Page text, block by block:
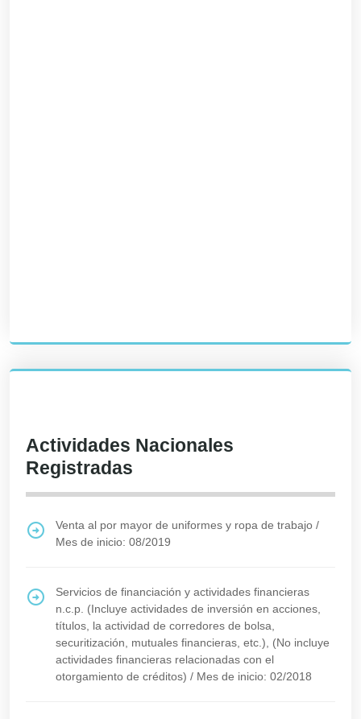
Actividades Nacionales
Registradas
Venta al por mayor de uniformes y ropa de trabajo /
Mes de inicio: 08/2019
Servicios de financiación y actividades financieras
n.c.p. (Incluye actividades de inversión en acciones,
títulos, la actividad de corredores de bolsa,
securitización, mutuales financieras, etc.), (No incluye
actividades financieras relacionadas con el
otorgamiento de créditos) / Mes de inicio: 02/2018